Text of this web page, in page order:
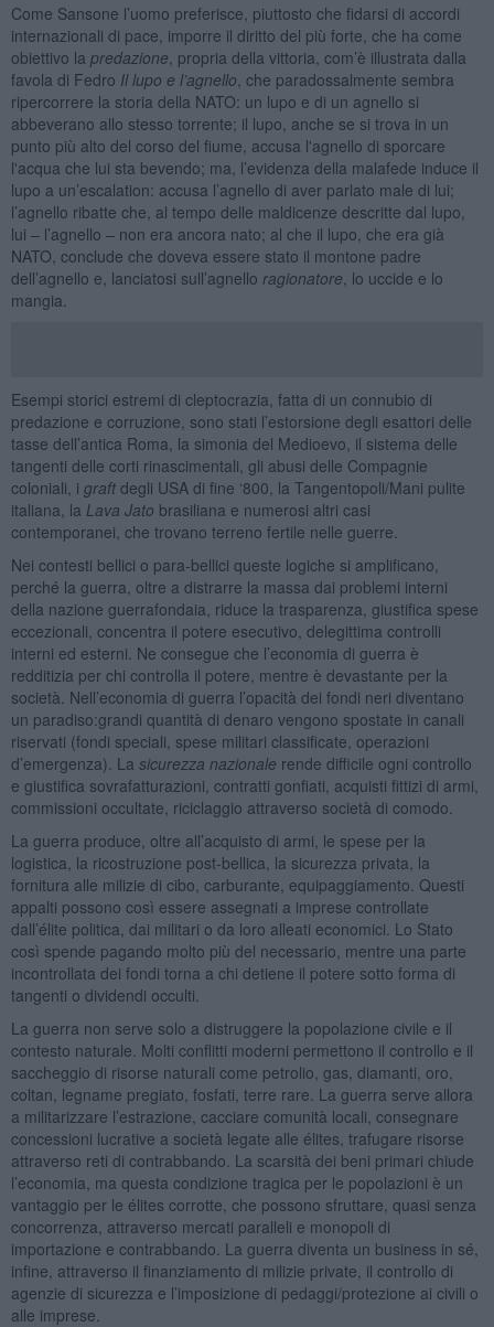
Come Sansone l’uomo preferisce, piuttosto che fidarsi di accordi
internazionali di pace, imporre il diritto del più forte, che ha come
obiettivo la predazione , propria della vittoria, com’è illustrata dalla
favola di Fedro Il lupo e l’agnello , che paradossalmente sembra
ripercorrere la storia della NATO: un lupo e di un agnello si
abbeverano allo stesso torrente; il lupo, anche se si trova in un
punto più alto del corso del fiume, accusa l'agnello di sporcare
l'acqua che lui sta bevendo; ma, l’evidenza della malafede induce il
lupo a un’escalation: accusa l’agnello di aver parlato male di lui;
l’agnello ribatte che, al tempo delle maldicenze descritte dal lupo,
lui – l’agnello – non era ancora nato; al che il lupo, che era già
NATO, conclude che doveva essere stato il montone padre
dell’agnello e, lanciatosi sull’agnello ragionatore , lo uccide e lo
mangia.
Esempi storici estremi di cleptocrazia, fatta di un connubio di
predazione e corruzione, sono stati l’estorsione degli esattori delle
tasse dell’antica Roma, la simonia del Medioevo, il sistema delle
tangenti delle corti rinascimentali, gli abusi delle Compagnie
coloniali, i graftdegli USA di fine ‘800, la Tangentopoli/Mani pulite
italiana, la Lava Jato brasiliana e numerosi altri casi
contemporanei, che trovano terreno fertile nelle guerre.
Nei contesti bellici o para-bellici queste logiche si amplificano,
perché la guerra, oltre a distrarre la massa dai problemi interni
della nazione guerrafondaia, riduce la trasparenza, giustifica spese
eccezionali, concentra il potere esecutivo, delegittima controlli
interni ed esterni. Ne consegue che l’economia di guerra è
redditizia per chi controlla il potere, mentre è devastante per la
società. Nell’economia di guerra l’opacità dei fondi neri diventano
un paradiso:grandi quantità di denaro vengono spostate in canali
riservati (fondi speciali, spese militari classificate, operazioni
d’emergenza). La sicurezza nazionale rende difficile ogni controllo
e giustifica sovrafatturazioni, contratti gonfiati, acquisti fittizi di armi,
commissioni occultate, riciclaggio attraverso società di comodo.
La guerra produce, oltre all’acquisto di armi, le spese per la
logistica, la ricostruzione post-bellica, la sicurezza privata, la
fornitura alle milizie di cibo, carburante, equipaggiamento. Questi
appalti possono così essere assegnati a imprese controllate
dall’élite politica, dai militari o da loro alleati economici. Lo Stato
così spende pagando molto più del necessario, mentre una parte
incontrollata dei fondi torna a chi detiene il potere sotto forma di
tangenti o dividendi occulti.
La guerra non serve solo a distruggere la popolazione civile e il
contesto naturale. Molti conflitti moderni permettono il controllo e il
saccheggio di risorse naturali come petrolio, gas, diamanti, oro,
coltan, legname pregiato, fosfati, terre rare. La guerra serve allora
a militarizzare l’estrazione, cacciare comunità locali, consegnare
concessioni lucrative a società legate alle élites, trafugare risorse
attraverso reti di contrabbando. La scarsità dei beni primari chiude
l’economia, ma questa condizione tragica per le popolazioni è un
vantaggio per le élites corrotte, che possono sfruttare, quasi senza
concorrenza, attraverso mercati paralleli e monopoli di
importazione e contrabbando. La guerra diventa un business in sé,
infine, attraverso il finanziamento di milizie private, il controllo di
agenzie di sicurezza e l’imposizione di pedaggi/protezione ai civili o
alle imprese.